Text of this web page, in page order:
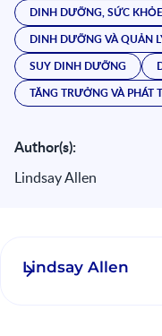
DINH DƯỠNG, SỨC
DINH DƯỠNG VÀ QUẢN
SUY DINH DƯỠNG
TĂNG TRƯỞNG VÀ PHÁT
Author(s):
Lindsay Allen
Lindsay Allen